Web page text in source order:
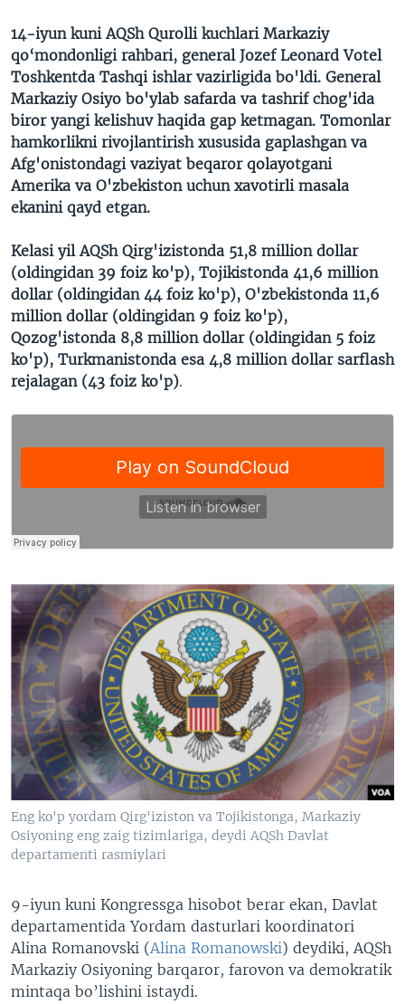
14-iyun kuni AQSh Qurolli kuchlari Markaziy
qo‘mondonligi rahbari, general Jozef Leonard Votel
Toshkentda Tashqi ishlar vazirligida bo'ldi. General
Markaziy Osiyo bo'ylab safarda va tashrif chog'ida
biror yangi kelishuv haqida gap ketmagan. Tomonlar
hamkorlikni rivojlantirish xususida gaplashgan va
Afg'onistondagi vaziyat beqaror qolayotgani
Amerika va O'zbekiston uchun xavotirli masala
ekanini qayd etgan.
Kelasi yil AQSh Qirg'izistonda 51,8 million dollar
(oldingidan 39 foiz ko'p), Tojikistonda 41,6 million
dollar (oldingidan 44 foiz ko'p), O'zbekistonda 11,6
million dollar (oldingidan 9 foiz ko'p),
Qozog'istonda 8,8 million dollar (oldingidan 5 foiz
ko'p), Turkmanistonda esa 4,8 million dollar sarflash
rejalagan (43 foiz ko'p).
Eng ko'p yordam Qirg'iziston va Tojikistonga, Markaziy
Osiyoning eng zaig tizimlariga, deydi AQSh Davlat
departamenti rasmiylari
9-iyun kuni Kongressga hisobot berar ekan, Davlat
departamentida Yordam dasturlari koordinatori
Alina Romanovski (Alina Romanowski) deydiki, AQSh
Markaziy Osiyoning barqaror, farovon va demokratik
mintaqa bo’lishini istaydi.